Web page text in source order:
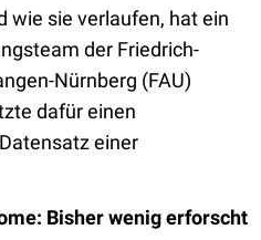
wie sie verlaufen, hat ein
der Friedrich-
Nürnberg (FAU)
dafür einen
einer
Bisher wenig erforscht